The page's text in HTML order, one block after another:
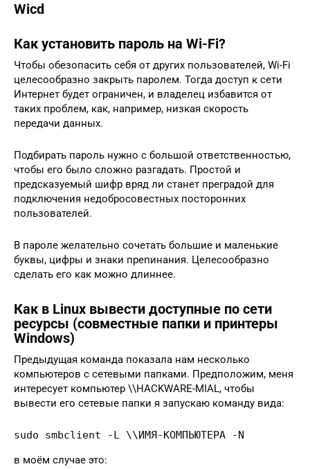
Wicd
Как установить пароль на Wi-Fi?
Чтобы обезопасить себя от других пользователей, Wi-Fi
целесообразно закрыть паролем. Тогда доступ к сети
Интернет будет ограничен, и владелец избавится от
таких проблем, как, например, низкая скорость
передачи данных.
Подбирать пароль нужно с большой ответственностью,
чтобы его было сложно разгадать. Простой и
предсказуемый шифр вряд ли станет преградой для
подключения недобросовестных посторонних
пользователей.
В пароле желательно сочетать большие и маленькие
буквы, цифры и знаки препинания. Целесообразно
сделать его как можно длиннее.
Как в Linux вывести доступные по сети
ресурсы (совместные папки и принтеры
Windows)
Предыдущая команда показала нам несколько
компьютеров с сетевыми папками. Предположим, меня
интересует компьютер \\HACKWARE-MIAL, чтобы
вывести его сетевые папки я запускаю команду вида:
sudo smbclient -L \\ИМЯ-КОМПЬЮТЕРА -N
в моём случае это: